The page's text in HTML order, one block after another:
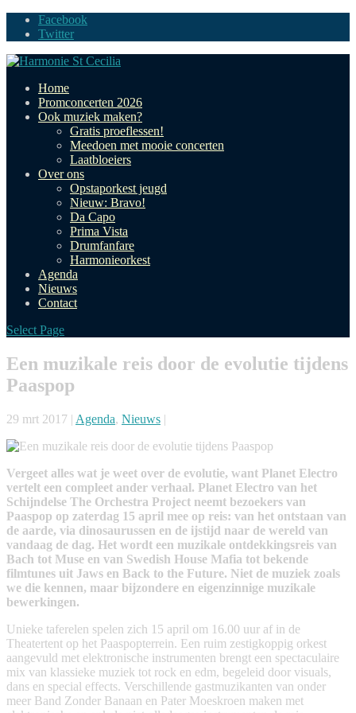
Facebook
Twitter
Home
Promconcerten 2026
Ook muziek maken?
Gratis proeflessen!
Meedoen met mooie concerten
Laatbloeiers
Over ons
Opstaporkest jeugd
Nieuw: Bravo!
Da Capo
Prima Vista
Drumfanfare
Harmonieorkest
Agenda
Nieuws
Contact
Select Page
Een muzikale reis door de evolutie tijdens
Paaspop
29 mrt 2017 | Agenda, Nieuws |
Vergeet alles wat je weet over de evolutie, want Planet Electro
vertelt een compleet ander verhaal. Planet Electro van het
Schijndelse The Orchestra Project neemt bezoekers van
Paaspop op zaterdag 15 april mee op reis: van het ontstaan van
de aarde, via dinosaurussen en de ijstijd naar de wereld van
vandaag de dag. Het wordt een muzikale ontdekkingsreis van
Bach tot Muse en van Swedish House Mafia tot bekende
filmtunes uit Jaws en Back to the Future. Niet de muziek zoals
we die kennen, maar bijzondere en eigenzinnige muzikale
bewerkingen.
Unieke taferelen spelen zich 15 april om 16.00 uur af in de
Theatertent op het Paaspopterrein. Een ruim zestigkoppig orkest
aangevuld met elektronische instrumenten brengt een spectaculaire
mix van klassieke muziek tot rock en edm, begeleid door visuals,
dans en special effects. Verschillende gastmuzikanten van onder
meer Band Zonder Banaan en Pater Moeskroen maken met